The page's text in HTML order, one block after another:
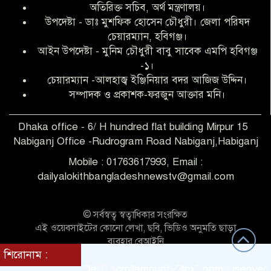
আব্দুল হক তালুকদার ফাউন্ডেশন মানবতার
শিকড় ছুঁই ছুঁই,ফরজুন আক্তার মনি
সিলেট রেঞ্জের শ্রেষ্ঠ ওসি নির্বাচিত হলেন
নবীগঞ্জ থানার ওসি মোনায়েম
‎নবীগঞ্জে এক সাজাপ্রাপ্ত পলাতক আসামি
শিশু ধর্ষণের অভিযোগে অভিযুক্ত গ্রেফতার ১
অতিরিক্ত সচিব, অর্থ মন্ত্রণালয়।
উপদেষ্টা - ডাঃ মুশফিক হোসেন চৌধুরী। জেলা পরিষদ
চেয়ারম্যান, হবিগঞ্জ।
আইন উপদেষ্টা - মুনিম চৌধুরী বাবু সাবেক এমপি হবিগঞ্জ
-১।
চেয়ারম্যান -আলহাজ্ব ইঞ্জিনিয়ার বদর আজিজ উদ্দিন।
সম্পাদক ও প্রকাশক-ফরজুন আক্তার মনি।
Dhaka office - 6/ H hundred flat building Mirpur 15
Nabiganj Office -Rudrogram Road Nabiganj,Habiganj
Mobile : 01763617993, Email :
dailyalokithbangladeshnewstv@gmail.com
শিরোনাম :
© সর্বস্বত্ব স্বত্বাধিকার সংরক্ষিত
এই ওয়েবসাইটের কোনো লেখা, ছবি, ভিডিও অনুমতি ছাড়া
ব্যবহার বেআইনি